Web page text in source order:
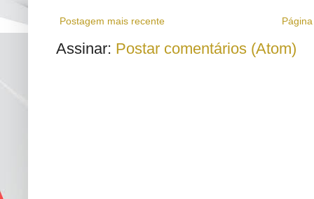
Postagem mais recente
Assinar: Postar comentários (Atom)